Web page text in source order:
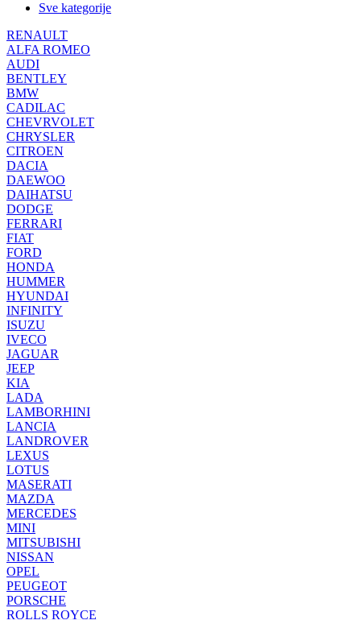
Sve kategorije
RENAULT
ALFA ROMEO
AUDI
BENTLEY
BMW
CADILAC
CHEVRVOLET
CHRYSLER
CITROEN
DACIA
DAEWOO
DAIHATSU
DODGE
FERRARI
FIAT
FORD
HONDA
HUMMER
HYUNDAI
INFINITY
ISUZU
IVECO
JAGUAR
JEEP
KIA
LADA
LAMBORHINI
LANCIA
LANDROVER
LEXUS
LOTUS
MASERATI
MAZDA
MERCEDES
MINI
MITSUBISHI
NISSAN
OPEL
PEUGEOT
PORSCHE
ROLLS ROYCE